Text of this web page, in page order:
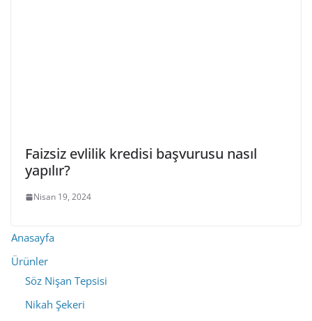
Faizsiz evlilik kredisi başvurusu nasıl
yapılır?
Nisan 19, 2024
Anasayfa
Ürünler
Söz Nişan Tepsisi
Nikah Şekeri